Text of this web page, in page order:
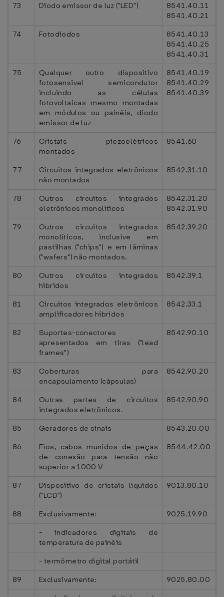
73
Diodo emissor de luz ("LED")
8541.40.11
8541.40.21
74
Fotodiodos
8541.40.13
8541.40.25
8541.40.31
75
Qualquer outro dispositivo
fotosensível semicondutor
incluindo as células
fotovoltaicas mesmo montadas
em módulos ou painéis, diodo
emissor de luz
8541.40.19
8541.40.29
8541.40.39
76
Cristais piezoelétricos
montados
8541.60
77
Circuitos integrados eletrônicos
não montados
8542.31.10
78
Outros circuitos integrados
eletrônicos monolíticos
8542.31.20
8542.31.90
79
Outros circuitos integrados
monolíticos, inclusive em
pastilhas ("chips") e em lâminas
("wafers") não montados.
8542.39.20
80
Outros circuitos integrados
híbridos
8542.39.1
81
Circuitos integrados eletrônicos
amplificadores híbridos
8542.33.1
82
Suportes-conectores
apresentados em tiras ("lead
frames")
8542.90.10
83
Coberturas para
encapsulamento (cápsulas)
8542.90.20
84
Outras partes de circuitos
integrados eletrônicos.
8542.90.90
85 Geradores de sinais
8543.20.00
86
Fios, cabos munidos de peças
de conexão para tensão não
superior a 1000 V
8544.42.00
87
Dispositivo de cristais líquidos
("LCD")
9013.80.10
88 Exclusivamente:
9025.19.90
- indicadores digitais de
temperatura de painéis
- termômetro digital portátil
89
Exclusivamente:
9025.80.00